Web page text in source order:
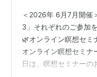
＜2026年 6月7月開催
3」それぞれのご参加
🌿オンライン瞑想セミ
オンライン瞑想セミナ
日は、瞑想セミナーの